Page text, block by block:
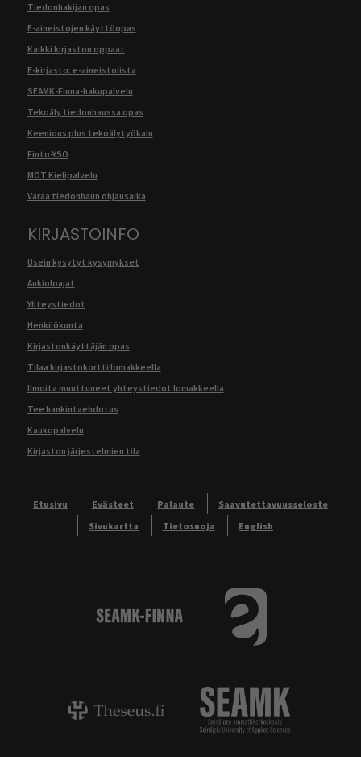
Tiedonhakijan opas
E-aineistojen käyttöopas
Kaikki kirjaston oppaat
E-kirjasto: e-aineistolista
SEAMK-Finna-hakupalvelu
Tekoäly tiedonhaussa opas
Keenious plus tekoälytyökalu
Finto-YSO
MOT Kielipalvelu
Varaa tiedonhaun ohjausaika
KIRJASTOINFO
Usein kysytyt kysymykset
Aukioloajat
Yhteystiedot
Henkilökunta
Kirjastonkäyttäjän opas
Tilaa kirjastokortti lomakkeella
Ilmoita muuttuneet yhteystiedot lomakkeella
Tee hankintaehdotus
Kaukopalvelu
Kirjaston järjestelmien tila
Etusivu Evästeet Palaute
Saavutettavuusseloste
Sivukartta
Tietosuoja English
Logo Tietokannat
Theseus - ammattikorkeakoulujen
Logo